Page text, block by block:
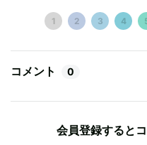
1 2 3 4
コメント 0
会員登録すると